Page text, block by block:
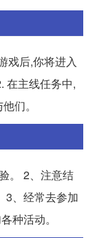
戏后,你将进入
在主线任务中,
们。
。 2、注意结
3、经常去参加
种活动。